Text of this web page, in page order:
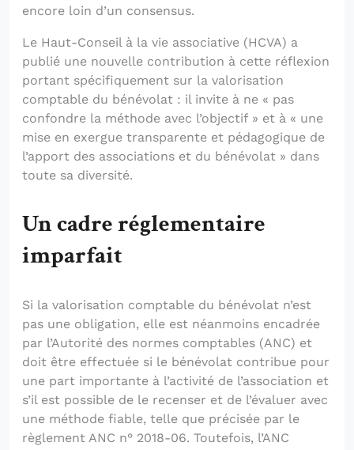
encore loin d’un consensus.
Le Haut-Conseil à la vie associative (HCVA) a
publié une nouvelle contribution à cette réflexion
portant spécifiquement sur la valorisation
comptable du bénévolat : il invite à ne « pas
confondre la méthode avec l’objectif » et à « une
mise en exergue transparente et pédagogique de
l’apport des associations et du bénévolat » dans
toute sa diversité.
Un cadre réglementaire
imparfait
Si la valorisation comptable du bénévolat n’est
pas une obligation, elle est néanmoins encadrée
par l’Autorité des normes comptables (ANC) et
doit être effectuée si le bénévolat contribue pour
une part importante à l’activité de l’association et
s’il est possible de le recenser et de l’évaluer avec
une méthode fiable, telle que précisée par le
règlement ANC n° 2018-06. Toutefois, l’ANC